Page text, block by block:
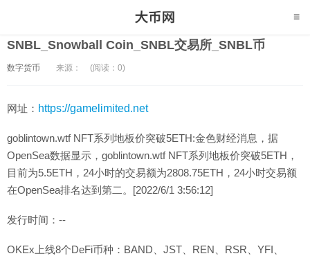
SNBL_Snowball Coin_SNBL交易所_SNBL币
数字货币 来源： (阅读：0)
网址： https://gamelimited.net
goblintown.wtf NFT系列地板价突破5ETH:金色财经消息，据
OpenSea数据显示，goblintown.wtf NFT系列地板价突破5ETH，
目前为5.5ETH，24小时的交易额为2808.75ETH，24小时交易额
在OpenSea排名达到第二。[2022/6/1 3:56:12]
发行时间：--
OKEx上线8个DeFi币种：BAND、JST、REN、RSR、YFI、